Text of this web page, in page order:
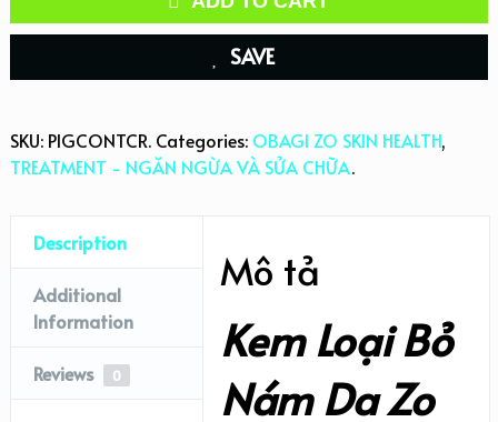
SAVE
SKU: PIGCONTCR. Categories: OBAGI ZO SKIN HEALTH,
TREATMENT - NGĂN NGỪA VÀ SỬA CHỮA.
Description
Additional
Information
Reviews 0
Mô tả
Kem Loại Bỏ
Nám Da Zo